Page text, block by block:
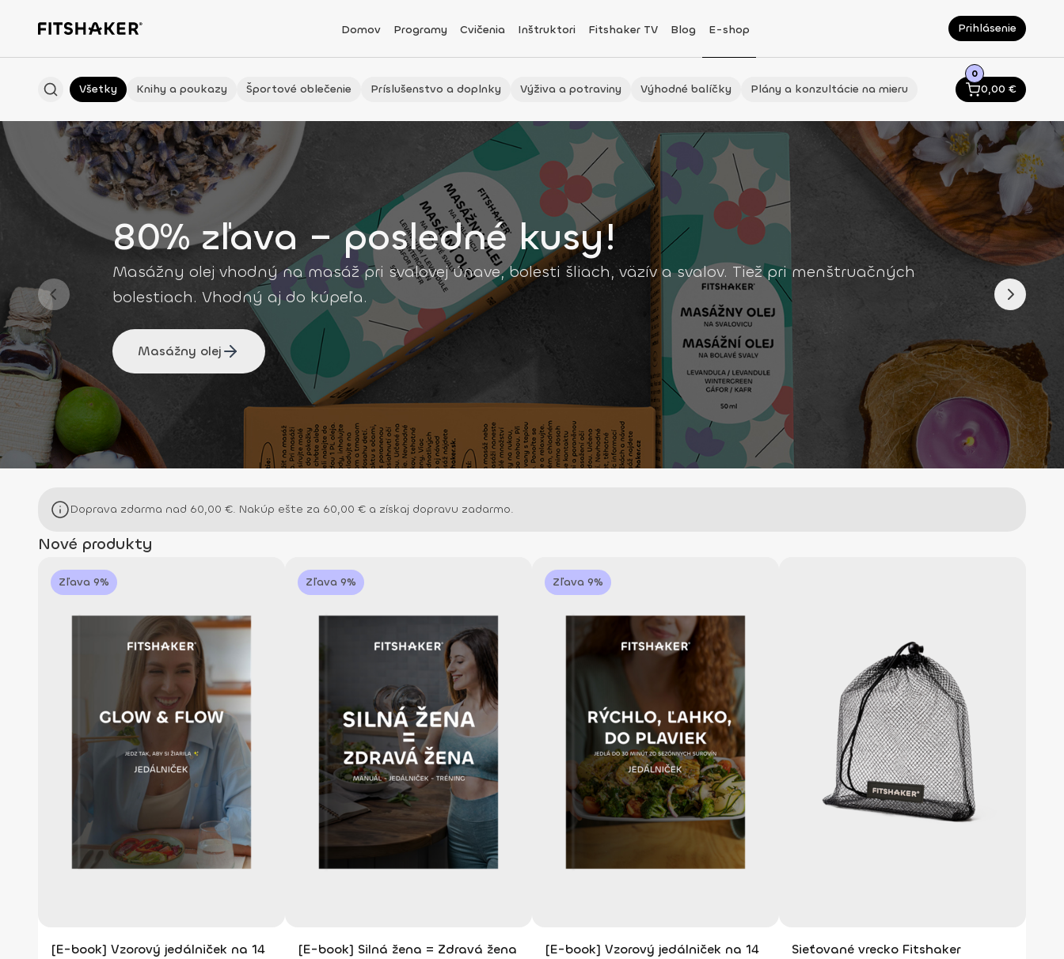
Domov Programy Cvičenia Inštruktori Fitshaker TV Blog E-shop Prihlásenie
Všetky Knihy a poukazy Športové oblečenie Príslušenstvo a doplnky Výživa a potraviny Výhodné balíčky Plány a konzultácie na mieru
0
0,00 €
80% zľava – posledné kusy!
Masážny olej vhodný na masáž pri svalovej únave, bolesti šliach, väzív a svalov. Tiež pri menštruačných
bolestiach. Vhodný aj do kúpeľa.
Masážny olej
Doprava zdarma nad 60,00 €. Nakúp ešte za 60,00 € a získaj dopravu zadarmo.
Nové produkty
Zľava 9%
[E-book] Vzorový jedálniček na 14
Zľava 9%
[E-book] Silná žena = Zdravá žena
Zľava 9%
[E-book] Vzorový jedálniček na 14
Sieťované vrecko Fitshaker